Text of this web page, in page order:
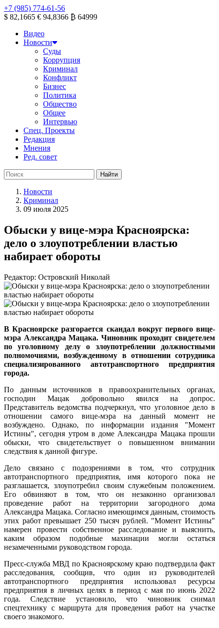
+7 (985) 774-61-56
$ 82,1665 € 94,8366 ₿ 64999
Видео
Новости
Суды
Коррупция
Криминал
Конфликт
Бизнес
Политика
Общество
Общее
Интервью
Спец. Проекты
Редакция
Мнения
Ред. совет
Новости
Криминал
09 июля 2025
Обыски у вице-мэра Красноярска:
дело о злоупотреблении властью
набирает обороты
Редактор: Островский Николай
В Красноярске разгорается скандал вокруг первого вице-
мэра Александра Мацака. Чиновник проходит свидетелем
по уголовному делу о злоупотреблении должностными
полномочиями, возбужденному в отношении сотрудника
специализированного автотранспортного предприятия
города.
По данным источников в правоохранительных органах,
господин Мацак добровольно явился на допрос.
Представитель ведомства подчеркнул, что уголовное дело в
отношении самого вице-мэра на данный момент не
возбуждено. Однако, по информации издания "Момент
Истины", сегодня утром в доме Александра Мацака прошли
обыски, что свидетельствует о повышенном внимании
следствия к данной фигуре.
Дело связано с подозрениями в том, что сотрудник
автотранспортного предприятия, имя которого пока не
разглашается, злоупотребил своим служебным положением.
Его обвиняют в том, что он незаконно организовал
проведение работ на территории загородного дома
Александра Мацака. Согласно имеющимся данным, стоимость
этих работ превышает 250 тысяч рублей. "Момент Истины"
намерен провести собственное расследование и выяснить,
каким образом подобные махинации могли остаться
незамеченными руководством города.
Пресс-служба МВД по Красноярскому краю подтвердила факт
расследования, сообщив, что один из руководителей
автотранспортного предприятия использовал ресурсы
предприятия в личных целях в период с мая по июнь 2022
года. Следствие установило, что чиновник снимал
спецтехнику с маршрута для проведения работ на участке
своего знакомого.